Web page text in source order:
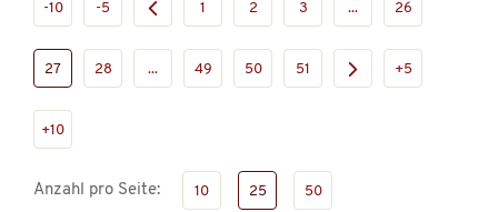
-10 -5 1 2 3 ... 26
27 28 ... 49 50 51 +5
+10
Anzahl pro Seite: 10 25 50